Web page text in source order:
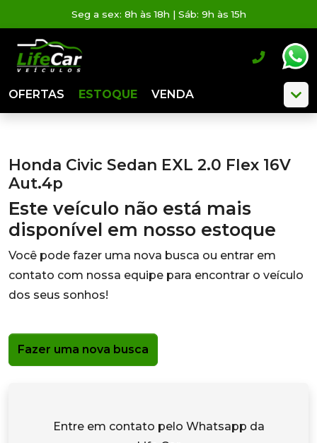
Seg a sex: 8h às 18h | Sáb: 9h às 15h
OFERTAS ESTOQUE VENDA
Honda Civic Sedan EXL 2.0 Flex 16V
Aut.4p
Este veículo não está mais
disponível em nosso estoque
Você pode fazer uma nova busca ou entrar em
contato com nossa equipe para encontrar o veículo
dos seus sonhos!
Fazer uma nova busca
Entre em contato pelo Whatsapp da